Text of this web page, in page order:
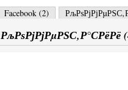
Facebook (2)
РљРѕРјРјРµРЅС‚Р°СРёРё (